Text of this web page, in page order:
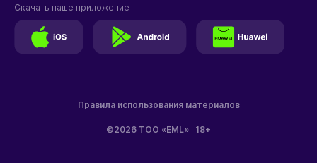
©2026 ТОО «EML» 18+
Правила использования материалов
Скачать наше приложение